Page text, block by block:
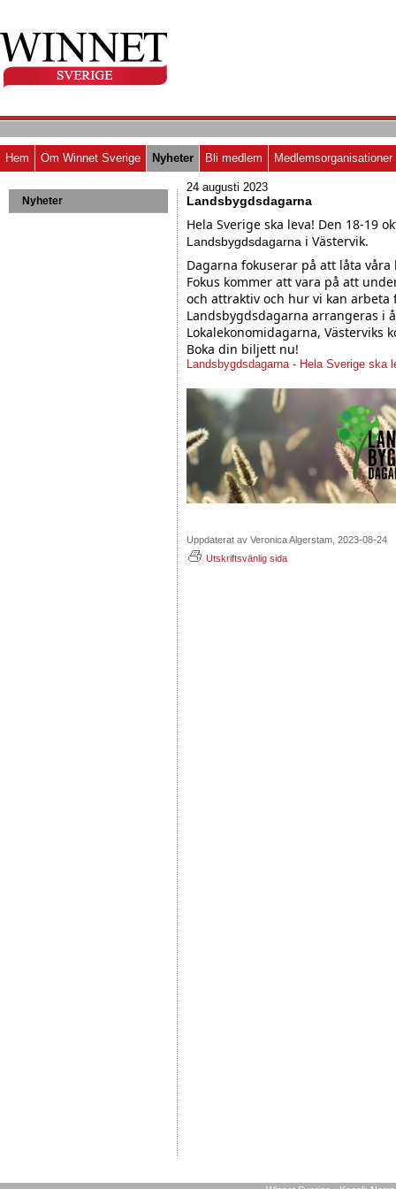
Hem Om Winnet Sverige Nyheter Bli medlem Medlemsorganisationer
Nyheter
24 augusti 2023
Landsbygdsdagarna
Hela Sverige ska leva! Den 18-19
Landsbygdsdagarna i Västervik.
Dagarna fokuserar på att låta våra
Fokus kommer att vara på att
och attraktiv och hur vi kan arbeta
Landsbygdsdagarna arrangeras i
Lokalekonomidagarna, Västerviks
Boka din biljett nu!
Landsbygdsdagarna - Hela Sverige ska
Uppdaterat av Veronica Algerstam, 2023-08-24
Utskriftsvänlig sida